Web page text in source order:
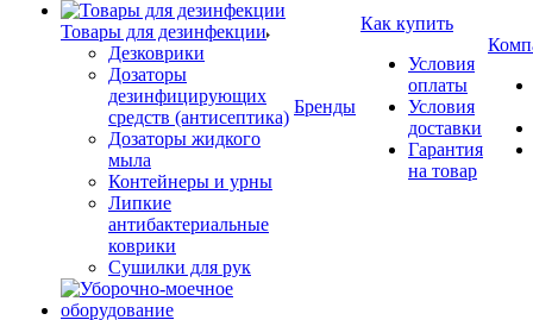
Товары для дезинфекции
Дезковрики
Дозаторы
дезинфицирующих
средств (антисептика)
Дозаторы жидкого
мыла
Контейнеры и урны
Липкие
антибактериальные
коврики
Сушилки для рук
Бренды
Как купить
Условия
оплаты
Условия
доставки
Гарантия
на товар